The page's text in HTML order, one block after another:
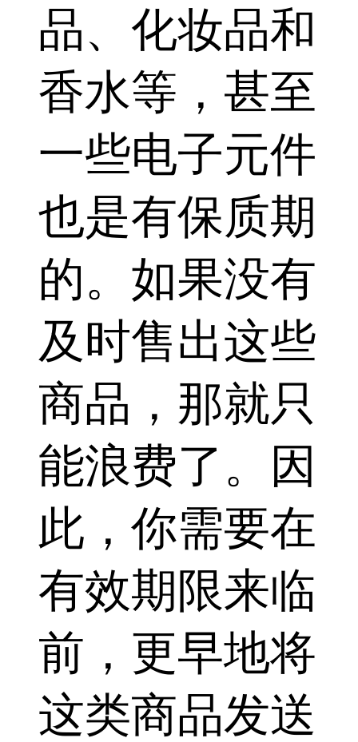
品、化妆品和
香水等，甚至
一些电子元件
也是有保质期
的。如果没有
及时售出这些
商品，那就只
能浪费了。因
此，你需要在
有效期限来临
前，更早地将
这类商品发送